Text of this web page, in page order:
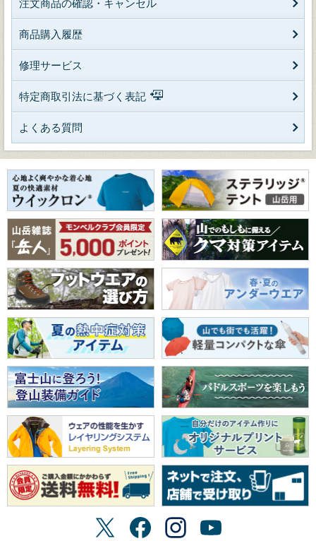
注文商品の確認・キャンセル
商品購入履歴
修理サービス
特定商取引法に基づく表記
よくある質問